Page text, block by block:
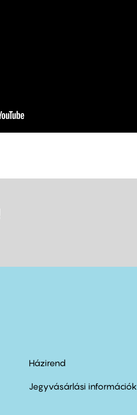
Footer
menu
Házirend
Jegyvásárlási információk